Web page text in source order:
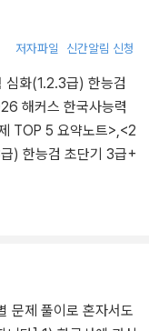
저자파일 신간알림 신청
화(1.2.3급) 한능검
해커스 한국사능력
TOP 5 요약노트>,<2
) 한능검 초단기 3급+
문제 풀이로 혼자서도